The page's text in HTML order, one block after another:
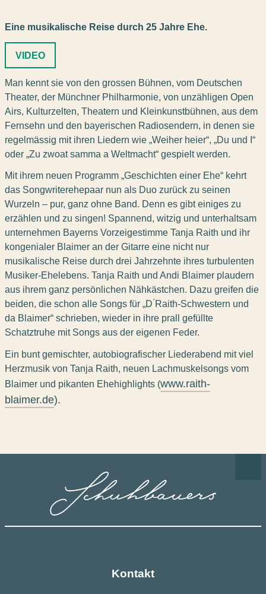
Eine musikalische Reise durch 25 Jahre Ehe.
VIDEO
Man kennt sie von den grossen Bühnen, vom Deutschen
Theater, der Münchner Philharmonie, von unzähligen Open
Airs, Kulturzelten, Theatern und Kleinkunstbühnen, aus dem
Fernsehn und den bayerischen Radiosendern, in denen sie
regelmässig mit ihren Liedern wie „Weiher heier“, „Du und I“
oder „Zu zwoat samma a Weltmacht“ gespielt werden.
Mit ihrem neuen Programm „Geschichten einer Ehe“ kehrt
das Songwriterehepaar nun als Duo zurück zu seinen
Wurzeln – pur, ganz ohne Band. Denn es gibt einiges zu
erzählen und zu singen! Spannend, witzig und unterhaltsam
unternehmen Bayerns Vorzeigestimme Tanja Raith und ihr
kongenialer Blaimer an der Gitarre eine nicht nur
musikalische Reise durch drei Jahrzehnte ihres turbulenten
Musiker-Ehelebens. Tanja Raith und Andi Blaimer plaudern
aus ihrem ganz persönlichen Nähkästchen. Dazu greifen die
beiden, die schon alle Songs für „D ́Raith-Schwestern und
da Blaimer“ schrieben, wieder in ihre prall gefüllte
Schatztruhe mit Songs aus der eigenen Feder.
Ein bunt gemischter, autobiografischer Liederabend mit viel
Herzmusik von Tanja Raith, neuen Lachmuskelsongs vom
Blaimer und pikanten Ehehighlights (www.raith-
blaimer.de).
Kontakt